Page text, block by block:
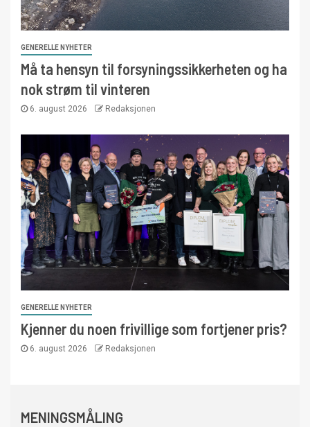
GENERELLE NYHETER
Må ta hensyn til forsyningssikkerheten og ha
nok strøm til vinteren
6. august 2026 Redaksjonen
GENERELLE NYHETER
Kjenner du noen frivillige som fortjener pris?
6. august 2026 Redaksjonen
MENINGSMÅLING